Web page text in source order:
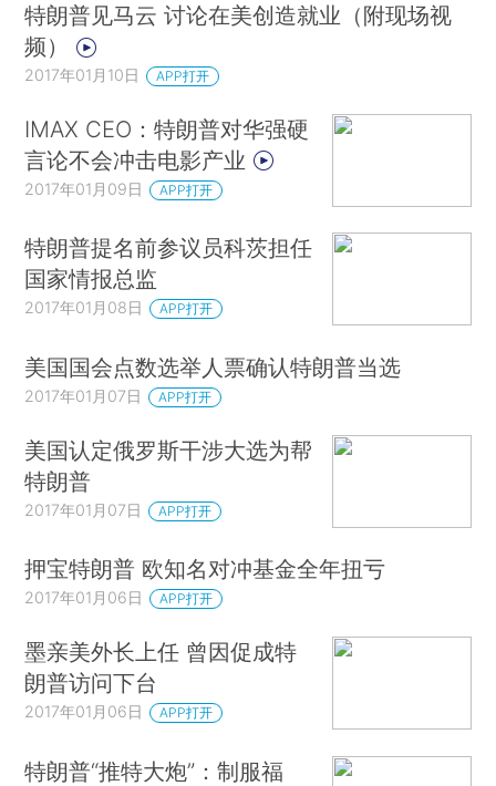
特朗普见马云 讨论在美创造就业（附现场视
频）
2017年01月10日 APP打开
IMAX CEO：特朗普对华强硬
言论不会冲击电影产业
2017年01月09日 APP打开
特朗普提名前参议员科茨担任
国家情报总监
2017年01月08日 APP打开
美国国会点数选举人票确认特朗普当选
2017年01月07日 APP打开
美国认定俄罗斯干涉大选为帮
特朗普
2017年01月07日 APP打开
押宝特朗普 欧知名对冲基金全年扭亏
2017年01月06日 APP打开
墨亲美外长上任 曾因促成特
朗普访问下台
2017年01月06日 APP打开
特朗普“推特大炮”：制服福